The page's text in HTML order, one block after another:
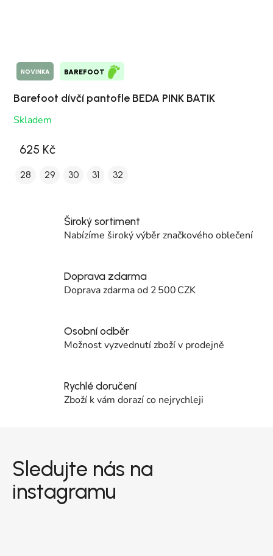
NOVINKA BAREFOOT
Barefoot dívčí pantofle BEDA PINK BATIK
Skladem
625 Kč
28 29 30 31 32
Široký sortiment
Nabízíme široký výběr značkového oblečení
Doprava zdarma
Doprava zdarma od 2 500 CZK
Osobní odběr
Možnost vyzvednutí zboží v prodejně
Rychlé doručení
Zboží k vám dorazí co nejrychleji
Sledujte nás na
instagramu